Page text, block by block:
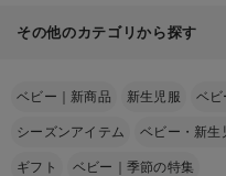
その他のカテゴリから探す
ベビー｜新商品 新生児服 ベビ
シーズンアイテム ベビー・新生
ギフト ベビー｜季節の特集